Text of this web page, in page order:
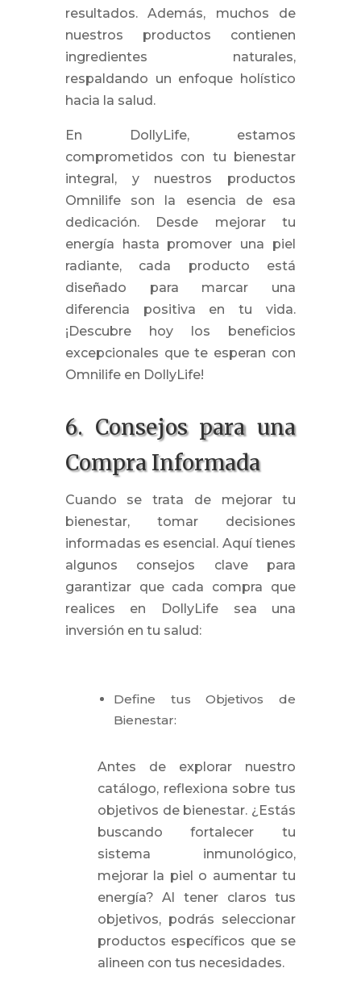
resultados. Además, muchos de
nuestros productos contienen
ingredientes naturales,
respaldando un enfoque holístico
hacia la salud.
En DollyLife, estamos
comprometidos con tu bienestar
integral, y nuestros productos
Omnilife son la esencia de esa
dedicación. Desde mejorar tu
energía hasta promover una piel
radiante, cada producto está
diseñado para marcar una
diferencia positiva en tu vida.
¡Descubre hoy los beneficios
excepcionales que te esperan con
Omnilife en DollyLife!
6. Consejos para una
Compra Informada
Cuando se trata de mejorar tu
bienestar, tomar decisiones
informadas es esencial. Aquí tienes
algunos consejos clave para
garantizar que cada compra que
realices en DollyLife sea una
inversión en tu salud:
Define tus Objetivos de
Bienestar:
Antes de explorar nuestro
catálogo, reflexiona sobre tus
objetivos de bienestar. ¿Estás
buscando fortalecer tu
sistema inmunológico,
mejorar la piel o aumentar tu
energía? Al tener claros tus
objetivos, podrás seleccionar
productos específicos que se
alineen con tus necesidades.